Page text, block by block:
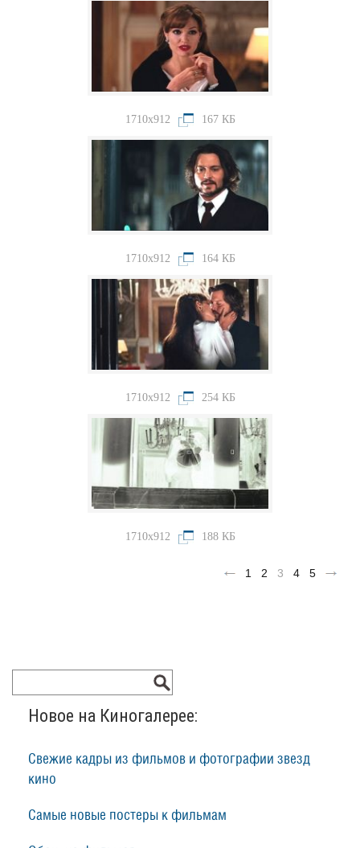
1710x912 167 КБ
1710x912 164 КБ
1710x912 254 КБ
1710x912 188 КБ
1 2 3 4 5
Новое на Киногалерее:
Свежие кадры из фильмов и фотографии звезд
кино
Самые новые постеры к фильмам